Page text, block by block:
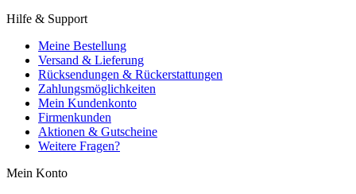
Hilfe & Support
Meine Bestellung
Versand & Lieferung
Rücksendungen & Rückerstattungen
Zahlungsmöglichkeiten
Mein Kundenkonto
Firmenkunden
Aktionen & Gutscheine
Weitere Fragen?
Mein Konto